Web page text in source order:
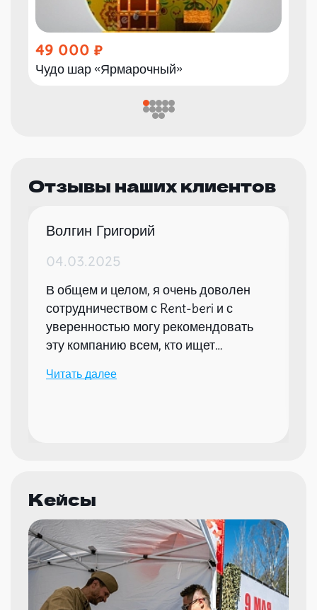
49 000
Чудо шар «Ярмарочный»
Отзывы наших клиентов
Волгин Григорий
04.03.2025
В общем и целом, я очень доволен
сотрудничеством с Rent-beri и с
уверенностью могу рекомендовать
эту компанию всем, кто ищет
мероприятий.
Читать далее
Кейсы